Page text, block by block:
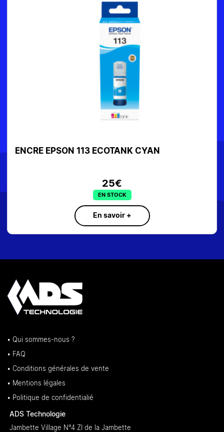
ENCRE EPSON 113 ECOTANK CYAN
25€
EN STOCK
En savoir +
• Qui sommes-nous ?
• FAQ
• Conditions générales de vente
• Mentions légales
• Politique de confidentialié
ADS Technologie
Jambette Village N°4 ZI de la Jambette